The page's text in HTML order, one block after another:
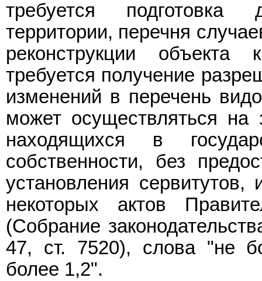
требуется подготовка
территории, перечня
реконструкции объекта
требуется получение
изменений в перечень
может осуществляться на
находящихся в
собственности, без
установления
некоторых актов
(Собрание
47, ст. 7520), слова "не
более 1,2".